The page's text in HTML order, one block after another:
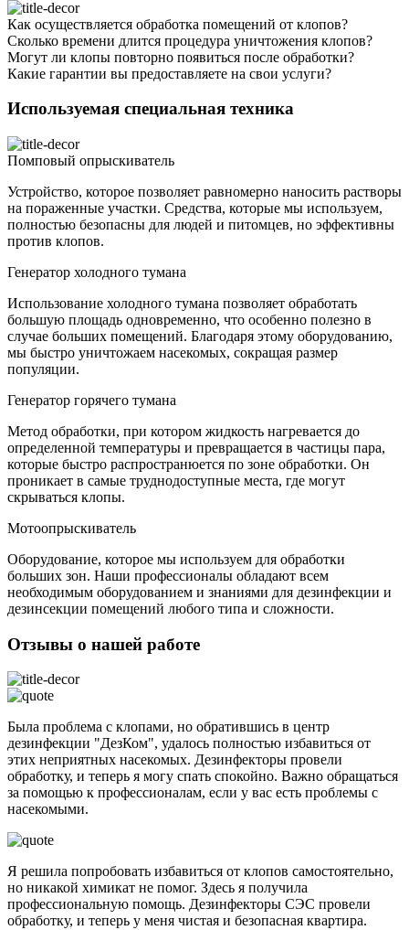
Как осуществляется обработка помещений от клопов?
Сколько времени длится процедура уничтожения клопов?
Могут ли клопы повторно появиться после обработки?
Какие гарантии вы предоставляете на свои услуги?
Используемая специальная техника
Помповый опрыскиватель
Устройство, которое позволяет равномерно наносить растворы
на пораженные участки. Средства, которые мы используем,
полностью безопасны для людей и питомцев, но эффективны
против клопов.
Генератор холодного тумана
Использование холодного тумана позволяет обработать
большую площадь одновременно, что особенно полезно в
случае больших помещений. Благодаря этому оборудованию,
мы быстро уничтожаем насекомых, сокращая размер
популяции.
Генератор горячего тумана
Метод обработки, при котором жидкость нагревается до
определенной температуры и превращается в частицы пара,
которые быстро распространюется по зоне обработки. Он
проникает в самые труднодоступные места, где могут
скрываться клопы.
Мотоопрыскиватель
Оборудование, которое мы используем для обработки
больших зон. Наши профессионалы обладают всем
необходимым оборудованием и знаниями для дезинфекции и
дезинсекции помещений любого типа и сложности.
Отзывы о нашей работе
Была проблема с клопами, но обратившись в центр
дезинфекции "ДезКом", удалось полностью избавиться от
этих неприятных насекомых. Дезинфекторы провели
обработку, и теперь я могу спать спокойно. Важно обращаться
за помощью к профессионалам, если у вас есть проблемы с
насекомыми.
Я решила попробовать избавиться от клопов самостоятельно,
но никакой химикат не помог. Здесь я получила
профессиональную помощь. Дезинфекторы СЭС провели
обработку, и теперь у меня чистая и безопасная квартира.